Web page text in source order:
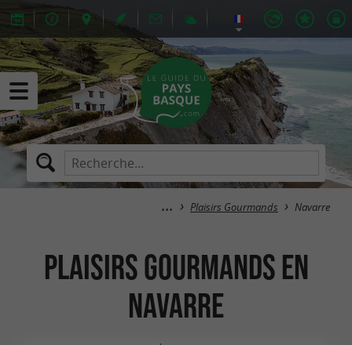
Plaisirs Gourmands Navarre
Plaisirs Gourmands en
Navarre